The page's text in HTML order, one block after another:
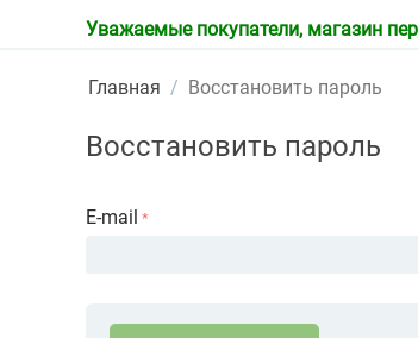
Уважаемые покупатели, магазин
Главная / Восстановить пароль
Восстановить пароль
E-mail